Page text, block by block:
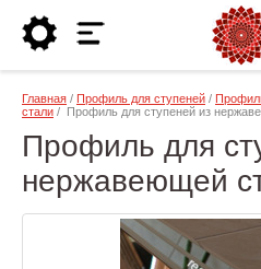
Главная / Профиль для ступеней /
стали / Профиль для ступеней из
Профиль для
нержавеющей